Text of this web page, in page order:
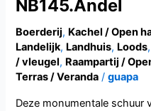
NB145.Andel
Boerderij, Kachel / Open
Landelijk, Landhuis, Loods,
/ vleugel, Raampartij /
Terras / Veranda /guapa
Deze monumentale schuur